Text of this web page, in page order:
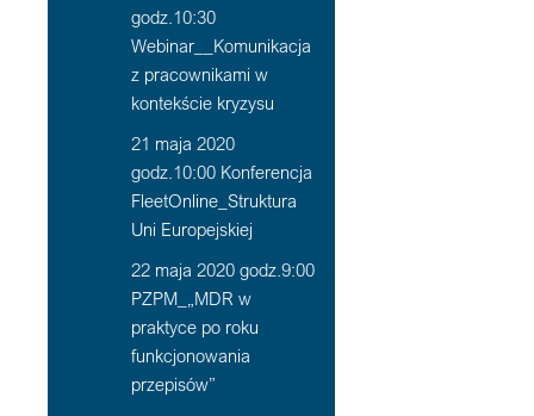
godz.10:30
Webinar__Komunikacja
z pracownikami w
kontekście kryzysu
21 maja 2020
godz.10:00 Konferencja
FleetOnline_Struktura
Uni Europejskiej
22 maja 2020 godz.9:00
PZPM_„MDR w
praktyce po roku
funkcjonowania
przepisów”